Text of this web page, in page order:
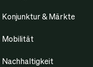
Konjunktur & Märkte
Mobilität
Nachhaltigkeit